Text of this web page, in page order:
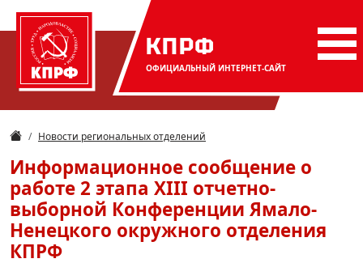
КПРФ
ОФИЦИАЛЬНЫЙ ИНТЕРНЕТ-САЙТ
Новости региональных отделений
Информационное сообщение о
работе 2 этапа XIII отчетно-
выборной Конференции Ямало-
Ненецкого окружного отделения
КПРФ